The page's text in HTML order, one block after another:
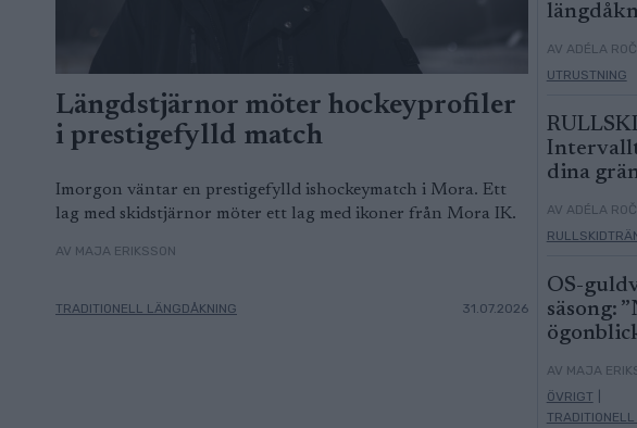
Längdstjärnor möter hockeyprofiler
i prestigefylld match
Imorgon väntar en prestigefylld ishockeymatch i Mora. Ett
lag med skidstjärnor möter ett lag med ikoner från Mora IK.
AV MAJA ERIKSSON
TRADITIONELL LÄNGDÅKNING 31.07.2026
AV ADÉLA
UTRUSTNING
dina
AV ADÉLA
OS-
säsong:
AV MAJA
ÖVRIGT